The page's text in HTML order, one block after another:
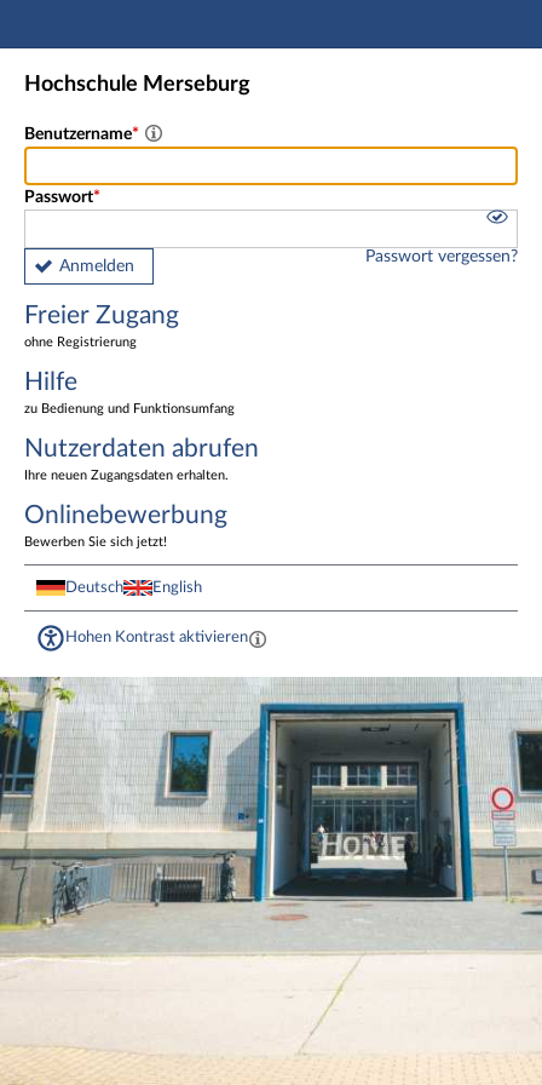
Hauptnavigation
Freier Zugang
Nutzerdaten abrufen
Fußzeile
Hochschule Merseburg
Benutzername
Passwort
Anmelden
Passwort vergessen?
Freier Zugang
ohne Registrierung
Hilfe
zu Bedienung und Funktionsumfang
Nutzerdaten abrufen
Ihre neuen Zugangsdaten erhalten.
Onlinebewerbung
Bewerben Sie sich jetzt!
Deutsch English
Hohen Kontrast aktivieren